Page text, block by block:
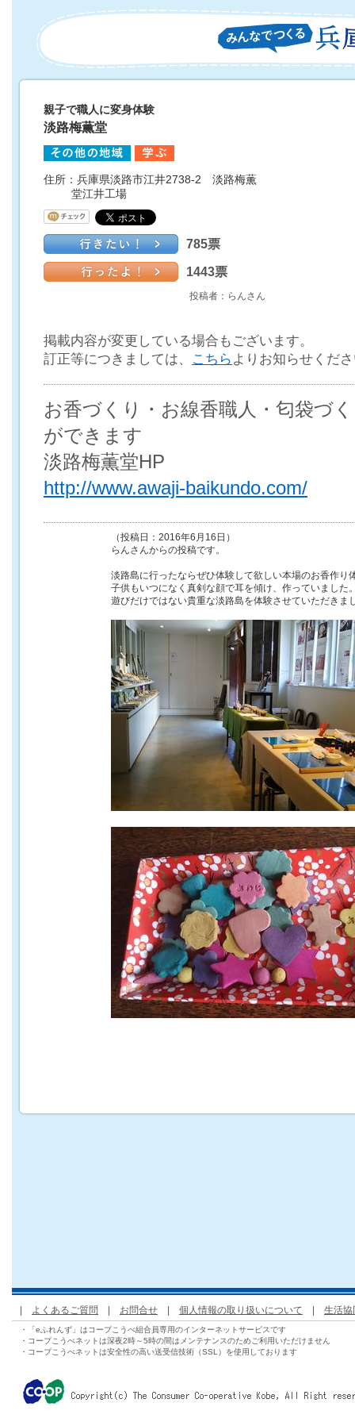
親子で職人に変身体験
淡路梅薫堂
住所：兵庫県淡路市江井2738-2 淡路梅薫
堂江井工場
785票
1443票
投稿者：らんさん
掲載内容が変更している場合もございます。
訂正等につきましては、
こちら よりお知らせくだ
お香づくり・お線香職人・匂袋づ
ができます
淡路梅薫堂HP
http://www.awaji-baikundo.com/
（投稿日：2016年6月16日）
らんさんからの投稿です。
淡路島に行ったならぜひ体験して欲しい本場のお香作り
子供もいつになく真剣な顔で耳を傾け、作っていました
遊びだけではない貴重な淡路島を体験させていただきま
| よくあるご質問 | お問合せ | 個人情報の取り扱いについて | 生活協
・「eふれんず」はコープこうべ組合員専用のインターネットサービスです
・コープこうべネットは深夜2時～5時の間はメンテナンスのためご利用いただけません
・コープこうべネットは安全性の高い送受信技術（SSL）を使用しております